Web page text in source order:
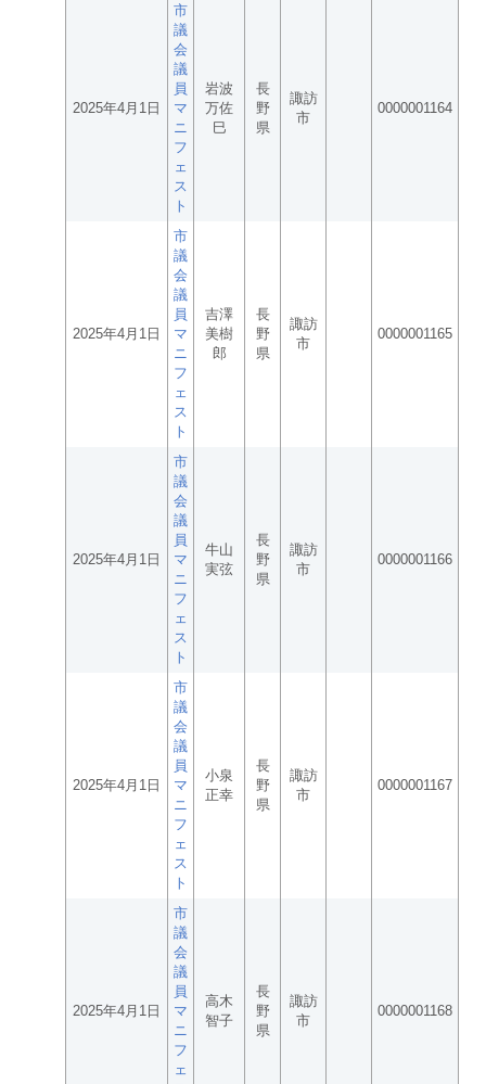
2025年4月1日
市
議
会
議
員
マ
ニ
フ
ェ
ス
ト
岩波
万佐
巳
長
野
県
諏訪
市
0000001164
2025年4月1日
市
議
会
議
員
マ
ニ
フ
ェ
ス
ト
吉澤
美樹
郎
長
野
県
諏訪
市
0000001165
2025年4月1日
市
議
会
議
員
マ
ニ
フ
ェ
ス
ト
牛山
実弦
長
野
県
諏訪
市
0000001166
2025年4月1日
市
議
会
議
員
マ
ニ
フ
ェ
ス
ト
小泉
正幸
長
野
県
諏訪
市
0000001167
2025年4月1日
市
議
会
議
員
マ
ニ
フ
ェ
高木
智子
長
野
県
諏訪
市
0000001168